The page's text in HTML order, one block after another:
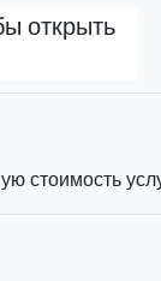
открыть
стоимость